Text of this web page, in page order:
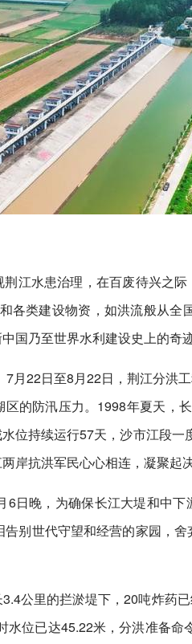
荆江水患治理，在百废待兴之
各类建设物资，如洪流般从
国乃至世界水利建设史上的奇迹
月22日至8月22日，荆江分洪
的防汛压力。1998年夏天，
位持续运行57天，沙市江段
岸抗洪军民心心相连，凝聚起
6日晚，为确保长江大堤和中
别世代守望和经营的家园，
公里的拦淤堤下，20吨炸药
水位已达45.22米，分洪准备